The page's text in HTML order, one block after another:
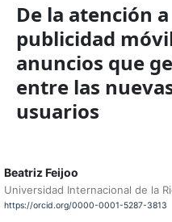
De la atención
publicidad
anuncios que
entre las
usuarios
Beatriz Feijoo
Universidad Internacional de la
https://orcid.org/0000-0001-5287-3813